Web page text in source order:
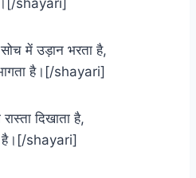
shayari]
में उड़ान भरता है,
है।[/shayari]
दिखाता है,
है।[/shayari]